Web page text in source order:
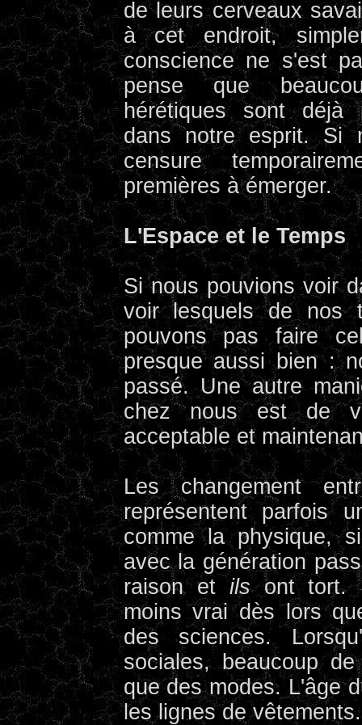
de leurs cerveaux
à cet endroit,
conscience ne s'est
pense que
hérétiques sont déjà
dans notre esprit. Si
censure
premières à émerger.
L'Espace et le Temps
Si nous pouvions voir
voir lesquels de nos
pouvons pas faire
presque aussi bien :
passé. Une autre
chez nous est de
acceptable et
Les changement
représentent parfois
comme la physique,
avec la génération
raison et ilsont tort.
moins vrai dès lors
des sciences.
sociales, beaucoup
que des modes. L'âge
les lignes de vêtements.